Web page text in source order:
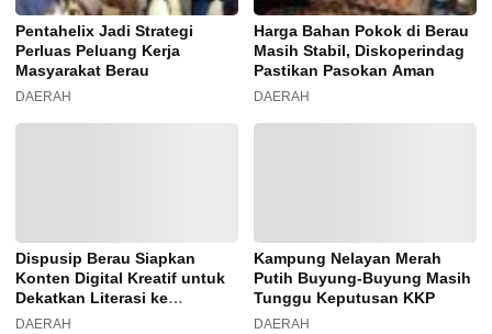
Pentahelix Jadi Strategi
Perluas Peluang Kerja
Masyarakat Berau
DAERAH
Harga Bahan Pokok di Berau
Masih Stabil, Diskoperindag
Pastikan Pasokan Aman
DAERAH
Dispusip Berau Siapkan
Konten Digital Kreatif untuk
Dekatkan Literasi ke
Generasi Muda
DAERAH
Kampung Nelayan Merah
Putih Buyung-Buyung Masih
Tunggu Keputusan KKP
DAERAH